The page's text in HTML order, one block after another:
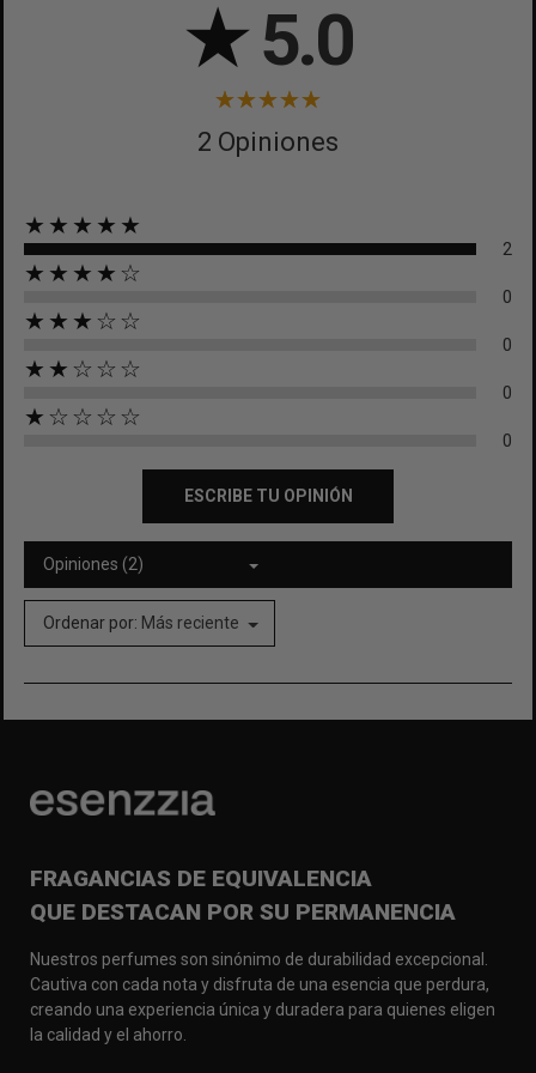
★5.0
2 Opiniones
★★★★★
2
★★★★☆
0
★★★☆☆
0
★★☆☆☆
0
★☆☆☆☆
0
ESCRIBE TU OPINIÓN
Opiniones (2)
Ordenar por: Más reciente
FRAGANCIAS DE EQUIVALENCIA
QUE DESTACAN POR SU PERMANENCIA
Nuestros perfumes son sinónimo de durabilidad excepcional.
Cautiva con cada nota y disfruta de una esencia que perdura,
creando una experiencia única y duradera para quienes eligen
la calidad y el ahorro.